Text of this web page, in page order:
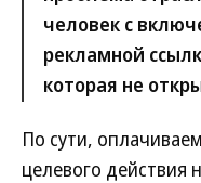
человек с
рекламной
которая не
По сути,
целевого действия